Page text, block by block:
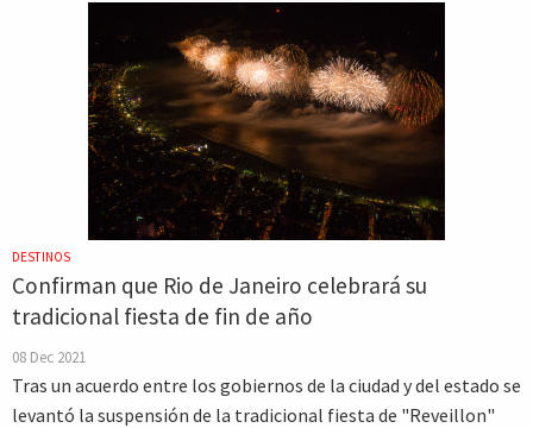
DESTINOS
Confirman que Rio de Janeiro celebrará su
tradicional fiesta de fin de año
08 Dec 2021
Tras un acuerdo entre los gobiernos de la ciudad y del estado se
levantó la suspensión de la tradicional fiesta de "Reveillon"